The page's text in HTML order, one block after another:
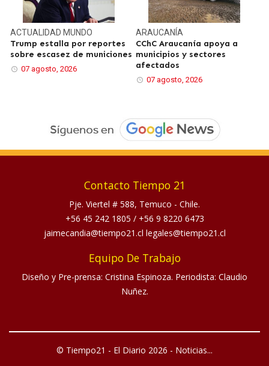
ACTUALIDAD MUNDO
Trump estalla por reportes
sobre escasez de municiones
07 agosto, 2026
ARAUCANÍA
CChC Araucanía apoya a
municipios y sectores
afectados
07 agosto, 2026
Contacto Tiempo 21
Pje. Viertel # 588, Temuco - Chile.
+56 45 242 1805 / +56 9 8220 6473
jaimecandia@tiempo21.cl legales@tiempo21.cl
Equipo De Trabajo
Diseño y Pre-prensa: Cristina Espinoza. Periodista: Claudio
Nuñez.
© Tiempo21 - El Diario 2026 - Noticias...